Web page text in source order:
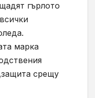
гърлото
марка
срещу